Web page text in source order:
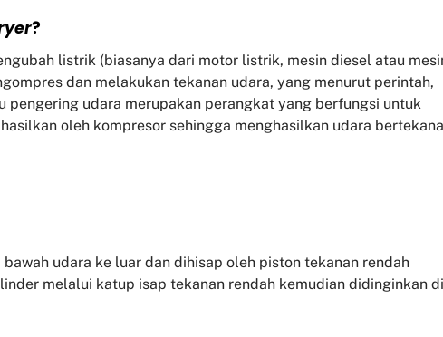
?
listrik (biasanya dari motor listrik, mesin diesel atau
dan melakukan tekanan udara, yang menurut perintah,
pengering udara merupakan perangkat yang berfungsi untuk
oleh kompresor sehingga menghasilkan udara
udara ke luar dan dihisap oleh piston tekanan rendah
melalui katup isap tekanan rendah kemudian didinginkan di